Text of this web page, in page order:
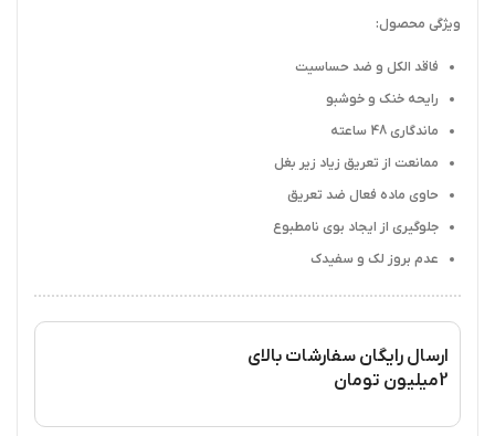
ویژگی محصول:
فاقد الکل و ضد حساسیت
رایحه خنک و خوشبو
ماندگاری 48 ساعته
ممانعت از تعریق زیاد زیر بغل
حاوی ماده فعال ضد تعریق
جلوگیری از ایجاد بوی نامطبوع
عدم بروز لک و سفیدک
ارسال رایگان سفارشات بالای
2میلیون تومان